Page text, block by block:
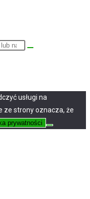
usługi na
ze strony oznacza, że
prywatności